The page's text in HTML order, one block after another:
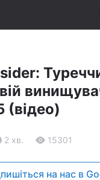
(відео)
2 хв. 15301
на нас в